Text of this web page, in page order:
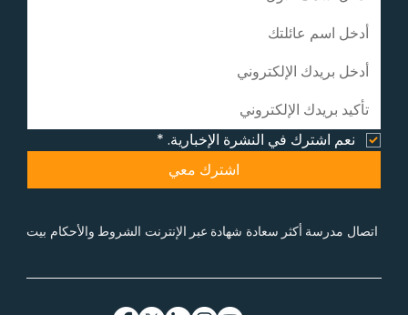
نعم اشترك في النشرة الإخبارية. *
اشترك معي
بيت الشروط والأحكام شهادة عبر الإنترنت مدرسة أكثر سعادة اتصال